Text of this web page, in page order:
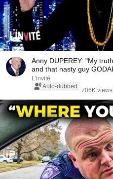
Anny DUPEREY: "My
and that nasty guy
L'invité
Auto-dubbed
706K views